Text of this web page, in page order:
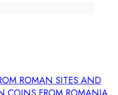
ROMAN SITES AND